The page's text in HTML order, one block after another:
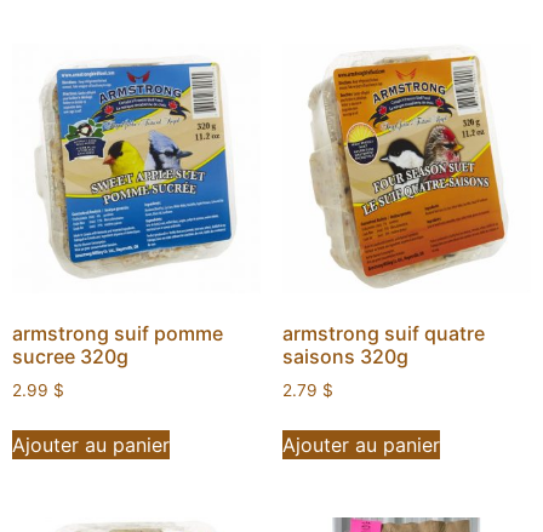
armstrong suif pomme
sucree 320g
2.99 $
Ajouter au panier
armstrong suif quatre
saisons 320g
2.79 $
Ajouter au panier